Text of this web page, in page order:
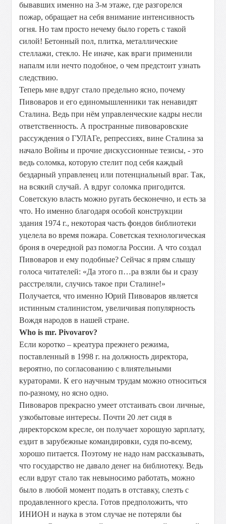
бывавших именно на 3-м этаже, где разгорелся
пожар, обращает на себя внимание интенсивность
огня. Но там просто нечему было гореть с такой
силой! Бетонный пол, плитка, металлические
стеллажи, стекло. Не иначе, как враги применили
напалм или нечто подобное, о чем предстоит узнать
следствию.
Теперь мне вдруг стало предельно ясно, почему
Пивоваров и его единомышленники так ненавидят
Сталина. Ведь при нём управленческие кадры несли
ответственность. А пространные пивоваровские
рассуждения о ГУЛАГе, репрессиях, вине Сталина за
начало Войны и прочие дискуссионные тезисы, - это
ведь соломка, которую стелит под себя каждый
бездарный управленец или потенциальный враг. Так,
на всякий случай. А вдруг соломка пригодится.
Советскую власть можно ругать бесконечно, и есть за
что. Но именно благодаря особой конструкции
здания 1974 г., некоторая часть фондов библиотеки
уцелела во время пожара. Советская технологическая
броня в очередной раз помогла России. А что создал
Пивоваров и ему подобные? Сейчас я прям слышу
голоса читателей: «Да этого п…ра взяли бы и сразу
расстреляли, случись такое при Сталине!»
Получается, что именно Юрий Пивоваров является
истинным сталинистом, увеличивая популярность
Вождя народов в нашей стране.
Who is mr.Pivovarov?
Если коротко – креатура прежнего режима,
поставленный в 1998 г. на должность директора,
вероятно, по согласованию с влиятельными
кураторами. К его научным трудам можно относиться
по-разному, но ясно одно.
Пивоваров прекрасно умеет отстаивать свои личные,
узкобытовые интересы. Почти 20 лет сидя в
директорском кресле, он получает хорошую зарплату,
ездит в зарубежные командировки, судя по-всему,
хорошо питается. Поэтому не надо нам рассказывать,
что государство не давало денег на библиотеку. Ведь
если вдруг стало так невыносимо работать, можно
было в любой момент подать в отставку, слезть с
продавленного кресла. Готов предположить, что
ИНИОН и наука в этом случае не потеряли бы